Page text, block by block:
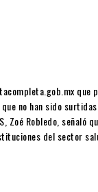
que
no han sido
Zoé Robledo, señaló
del sector